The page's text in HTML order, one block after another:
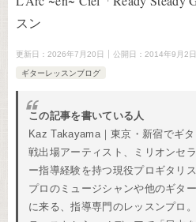
スン
更新日： 2026年7月20日 公開日： 2014年9月2日
ギターレッスンブログ
この記事を書いている人
Kaz Takayama｜東京・新宿でギ
戦出場アーティスト、ミリオンセ
ー指導経験を持つ現役プロギタリス
プロのミュージシャンや他のギタ
に来る、指導専門のレッスンプロ